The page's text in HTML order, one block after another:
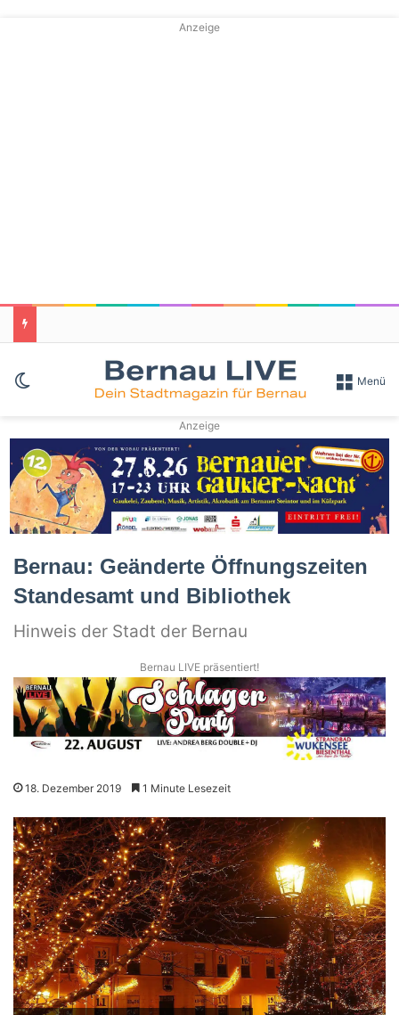
Anzeige
Skin umschalten Menü
Anzeige
Bernau: Geänderte Öffnungszeiten
Standesamt und Bibliothek
Hinweis der Stadt der Bernau
Bernau LIVE präsentiert!
18. Dezember 2019 1 Minute Lesezeit